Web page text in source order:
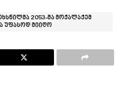
2053-მა მოქალაქემ
უფასოდ მიიღო